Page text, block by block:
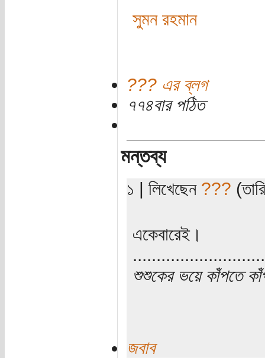
সুমন রহমান
??? এর ব্লগ
৭৭৪বার পঠিত
মন্তব্য
১ | লিখেছেন ???
একেবারেই।
শুশুকের ভয়ে কাঁপতে
জবাব